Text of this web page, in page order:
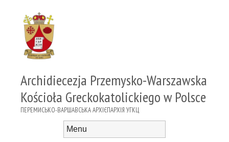
Archidiecezja Przemysko-Warszawska
Kościoła Greckokatolickiego w Polsce
ПЕРЕМИСЬКО-ВАРШАВСЬКА АРХІЄПАРХІЯ УГКЦ